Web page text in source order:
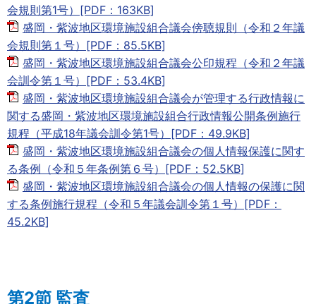
会規則第1号）[PDF：163KB]
盛岡・紫波地区環境施設組合議会傍聴規則（令和２年議
会規則第１号）[PDF：85.5KB]
盛岡・紫波地区環境施設組合議会公印規程（令和２年議
会訓令第１号）[PDF：53.4KB]
盛岡・紫波地区環境施設組合議会が管理する行政情報に
関する盛岡・紫波地区環境施設組合行政情報公開条例施行
規程（平成18年議会訓令第1号）[PDF：49.9KB]
盛岡・紫波地区環境施設組合議会の個人情報保護に関す
る条例（令和５年条例第６号）[PDF：52.5KB]
盛岡・紫波地区環境施設組合議会の個人情報の保護に関
する条例施行規程（令和５年議会訓令第１号）[PDF：
45.2KB]
第2節 監査